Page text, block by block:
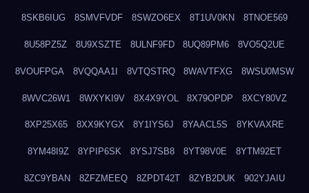
8SKB6IUG 8SMVFVDF 8SWZO6EX 8T1UV0KN 8TNOE569
8U58PZ5Z 8U9XSZTE 8ULNF9FD 8UQ89PM6 8VO5Q2UE
8VOUFPGA 8VQQAA1I 8VTQSTRQ 8WAVTFXG 8WSU0MSW
8WVC26W1 8WXYKI9V 8X4X9YOL 8X79OPDP 8XCY80VZ
8XP25X65 8XX9KYGX 8Y1IYS6J 8YAACL5S 8YKVAXRE
8YM48I9Z 8YPIP6SK 8YSJ7SB8 8YT98V0E 8YTM92ET
8ZC9YBAN 8ZFZMEEQ 8ZPDT42T 8ZYB2DUK 902YJAIU